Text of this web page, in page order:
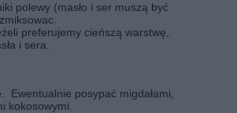
polewy (masło i ser muszą być
preferujemy cieńszą warstwę,
i sera.
Ewentualnie posypać migdałami,
kokosowymi.